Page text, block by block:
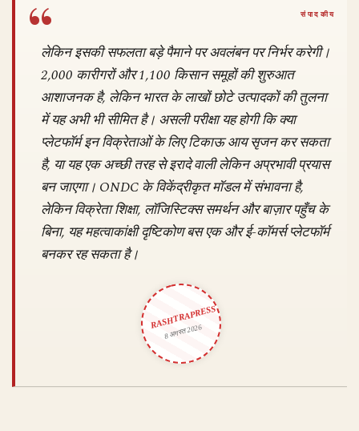
लेकिन इसकी सफलता बड़े पैमाने पर अवलंबन पर निर्भर करेगी।
2,000 कारीगरों और 1,100 किसान समूहों की शुरुआत
आशाजनक है, लेकिन भारत के लाखों छोटे उत्पादकों की तुलना
में यह अभी भी सीमित है। असली परीक्षा यह होगी कि क्या
प्लेटफॉर्म इन विक्रेताओं के लिए टिकाऊ आय सृजन कर सकता
है, या यह एक अच्छी तरह से इरादे वाली लेकिन अप्रभावी प्रयास
बन जाएगा। ONDC के विकेंद्रीकृत मॉडल में संभावना है,
लेकिन विक्रेता शिक्षा, लॉजिस्टिक्स समर्थन और बाज़ार पहुँच के
बिना, यह महत्वाकांक्षी दृष्टिकोण बस एक और ई-कॉमर्स प्लेटफॉर्म
बनकर रह सकता है।
RASHTRAPRESS
8 अगस्त 2026